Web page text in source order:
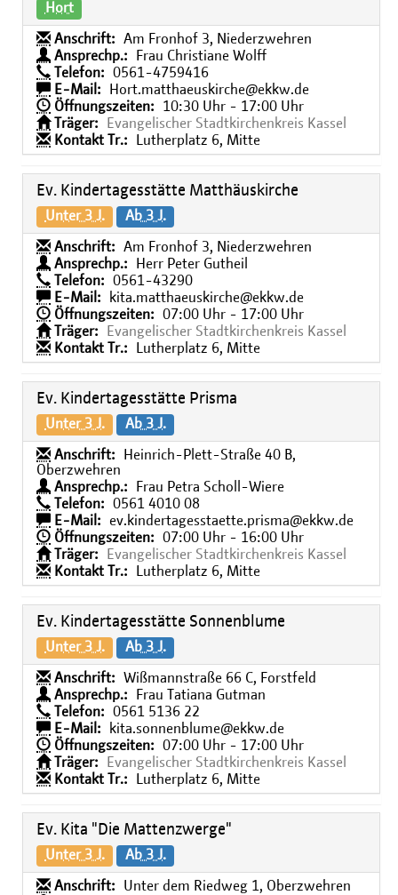
Hort
Anschrift:
Am Fronhof 3, Niederzwehren
Ansprechp.:
Frau Christiane Wolff
Telefon:
0561-4759416
E-Mail:
Hort.matthaeuskirche@ekkw.de
Öffnungszeiten:
10:30 Uhr - 17:00 Uhr
Träger:
Evangelischer Stadtkirchenkreis Kassel
Kontakt Tr.:
Lutherplatz 6, Mitte
Ev. Kindertagesstätte Matthäuskirche
Unter 3 J. Ab 3 J.
Anschrift:
Am Fronhof 3, Niederzwehren
Ansprechp.:
Herr Peter Gutheil
Telefon:
0561-43290
E-Mail:
kita.matthaeuskirche@ekkw.de
Öffnungszeiten:
07:00 Uhr - 17:00 Uhr
Träger:
Evangelischer Stadtkirchenkreis Kassel
Kontakt Tr.:
Lutherplatz 6, Mitte
Ev. Kindertagesstätte Prisma
Unter 3 J. Ab 3 J.
Anschrift:
Heinrich-Plett-Straße 40 B,
Oberzwehren
Ansprechp.:
Frau Petra Scholl-Wiere
Telefon:
0561 4010 08
E-Mail:
ev.kindertagesstaette.prisma@ekkw.de
Öffnungszeiten:
07:00 Uhr - 16:00 Uhr
Träger:
Evangelischer Stadtkirchenkreis Kassel
Kontakt Tr.:
Lutherplatz 6, Mitte
Ev. Kindertagesstätte Sonnenblume
Unter 3 J. Ab 3 J.
Anschrift:
Wißmannstraße 66 C, Forstfeld
Ansprechp.:
Frau Tatiana Gutman
Telefon:
0561 5136 22
E-Mail:
kita.sonnenblume@ekkw.de
Öffnungszeiten:
07:00 Uhr - 17:00 Uhr
Träger:
Evangelischer Stadtkirchenkreis Kassel
Kontakt Tr.:
Lutherplatz 6, Mitte
Ev. Kita "Die Mattenzwerge"
Unter 3 J. Ab 3 J.
Anschrift:
Unter dem Riedweg 1, Oberzwehren